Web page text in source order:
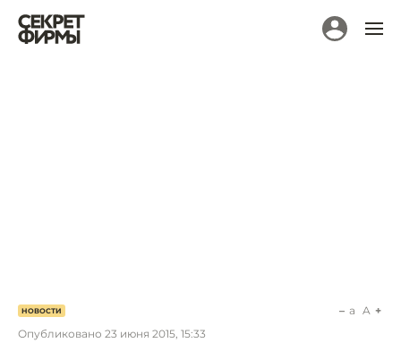
НОВОСТИ
Опубликовано 23 июня 2015, 15:33
a A